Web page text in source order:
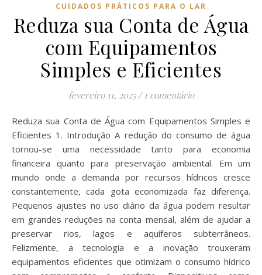
CUIDADOS PRÁTICOS PARA O LAR
Reduza sua Conta de Água
com Equipamentos
Simples e Eficientes
fevereiro 11, 2025 / 1 comentário
Reduza sua Conta de Água com Equipamentos Simples e
Eficientes 1. Introdução A redução do consumo de água
tornou-se uma necessidade tanto para economia
financeira quanto para preservação ambiental. Em um
mundo onde a demanda por recursos hídricos cresce
constantemente, cada gota economizada faz diferença.
Pequenos ajustes no uso diário da água podem resultar
em grandes reduções na conta mensal, além de ajudar a
preservar rios, lagos e aquíferos subterrâneos.
Felizmente, a tecnologia e a inovação trouxeram
equipamentos eficientes que otimizam o consumo hídrico